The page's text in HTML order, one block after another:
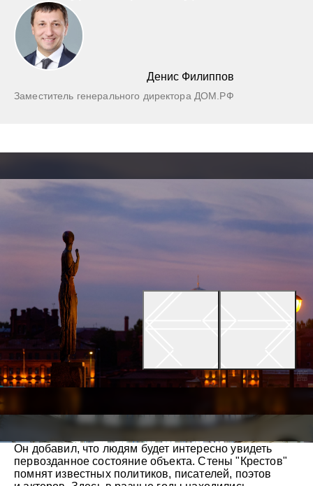
Денис Филиппов
Заместитель генерального директора ДОМ.РФ
Он добавил, что людям будет интересно увидеть
первозданное состояние объекта. Стены "Крестов"
помнят известных политиков, писателей, поэтов